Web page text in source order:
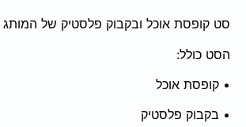
סט קופסת אוכל ובקבוק פלסטיק של המותג LOL.
הסט כולל:
• קופסת אוכל
• בקבוק פלסטיק